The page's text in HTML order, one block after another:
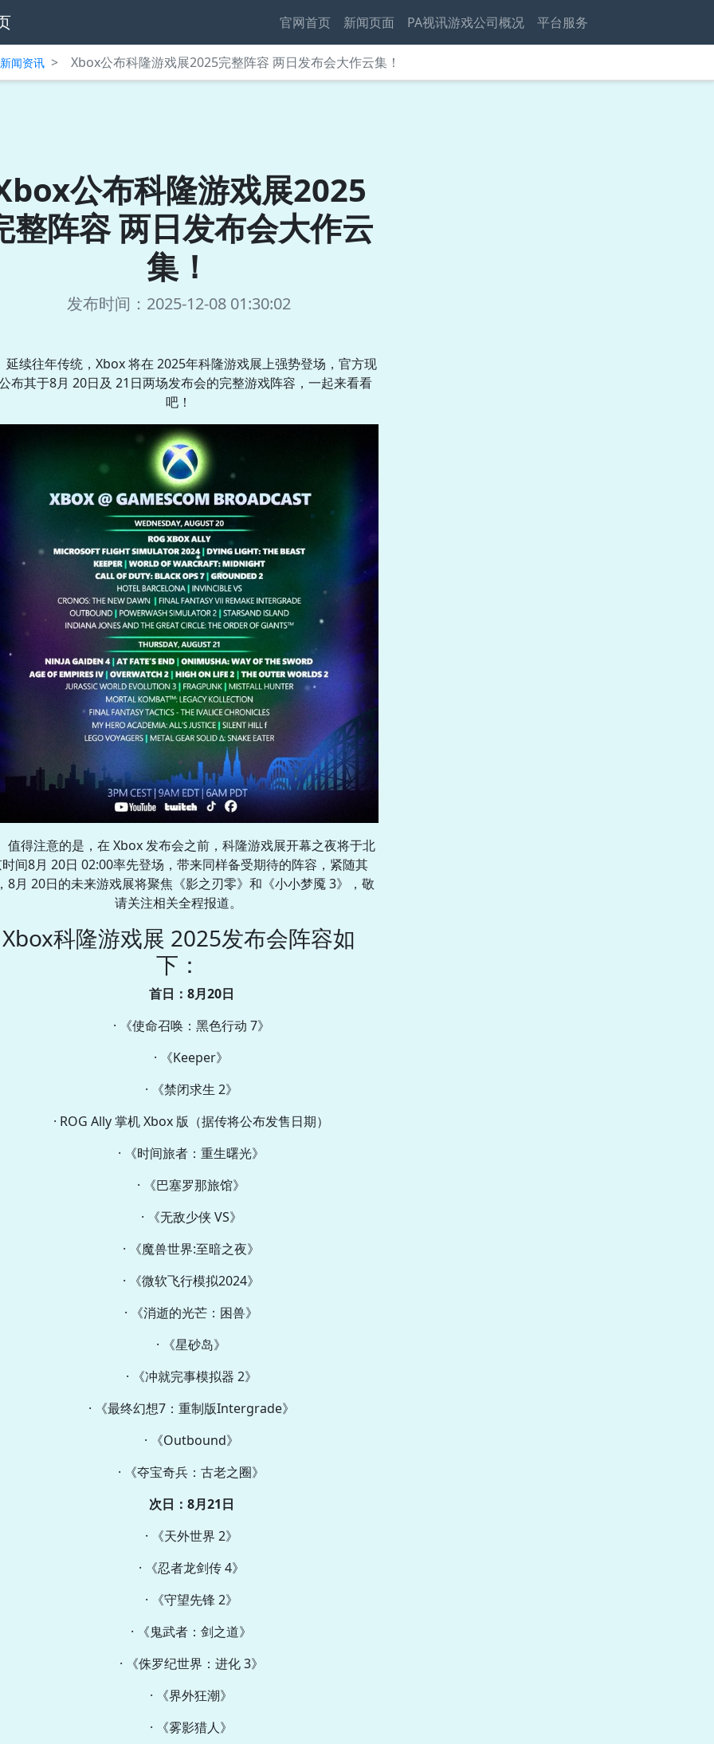
官网首页 新闻页面 PA视讯游戏公司概况 平台服务
闻资讯 > Xbox公布科隆游戏展2025完整阵容 两日发布会大作云集！
公布科隆游戏展2025
整阵容 两日发布会大作云
集！
发布时间：2025-12-08 01:30:02
延续往年传统，Xbox 将在 2025年科隆游戏展上强势登场，官方现
布其于8月 20日及 21日两场发布会的完整游戏阵容，一起来看看
吧！
值得注意的是，在 Xbox 发布会之前，科隆游戏展开幕之夜将于北
间8月 20日 02:00率先登场，带来同样备受期待的阵容，紧随其
8月 20日的未来游戏展将聚焦《影之刃零》和《小小梦魇 3》，敬
请关注相关全程报道。
Xbox科隆游戏展 2025发布会阵容如
下：
首日：8月20日
· 《使命召唤：黑色行动 7》
· 《Keeper》
· 《禁闭求生 2》
· ROG Ally 掌机 Xbox 版（据传将公布发售日期）
· 《时间旅者：重生曙光》
· 《巴塞罗那旅馆》
· 《无敌少侠 VS》
· 《魔兽世界:至暗之夜》
· 《微软飞行模拟2024》
· 《消逝的光芒：困兽》
· 《星砂岛》
· 《冲就完事模拟器 2》
· 《最终幻想7：重制版Intergrade》
· 《Outbound》
· 《夺宝奇兵：古老之圈》
次日：8月21日
· 《天外世界 2》
· 《忍者龙剑传 4》
· 《守望先锋 2》
· 《鬼武者：剑之道》
· 《侏罗纪世界：进化 3》
· 《界外狂潮》
· 《雾影猎人》